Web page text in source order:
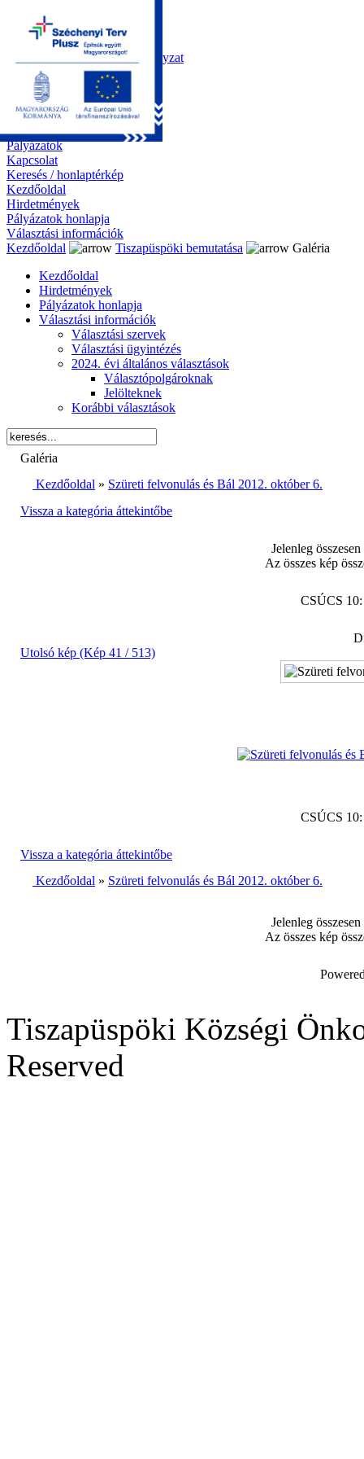
Kezdőoldal
Önkormányzat
Polgármesteri Hivatal
Roma Nemzetiségi Önkormányzat
Elektronikus ügyintézés
Közérdekű információk
Tiszapüspöki bemutatása
Galéria
Díjazottaink
Pályázatok
Kapcsolat
Keresés / honlaptérkép
Kezdőoldal
Hirdetmények
Pályázatok honlapja
Választási információk
Kezdőoldal
Tiszapüspöki bemutatása
Galéria
Kezdőoldal
Hirdetmények
Pályázatok honlapja
Választási információk
Választási szervek
Választási ügyintézés
2024. évi általános választások
Választópolgároknak
Jelölteknek
Korábbi választások
Galéria
Kezdőoldal » Szüreti felvonulás és Bál 2012. október 6.
Vissza a kategória áttekintőbe
Jelenleg
Az összes kép
CSÚCS
Utolsó kép (Kép 41 / 513)
CSÚCS
Vissza a kategória áttekintőbe
Kezdőoldal » Szüreti felvonulás és Bál 2012. október 6.
Jelenleg
Az összes kép
Tiszapüspöki Községi
Reserved